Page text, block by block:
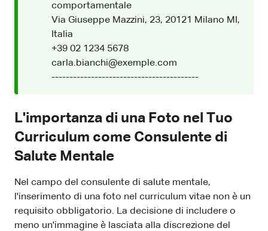
comportamentale
Via Giuseppe Mazzini, 23, 20121 Milano MI,
Italia
+39 02 1234 5678
carla.bianchi@exemple.com
-----------------------------------------
L'importanza di una Foto nel Tuo
Curriculum come Consulente di
Salute Mentale
Nel campo del consulente di salute mentale,
l'inserimento di una foto nel curriculum vitae non è un
requisito obbligatorio. La decisione di includere o
meno un'immagine è lasciata alla discrezione del